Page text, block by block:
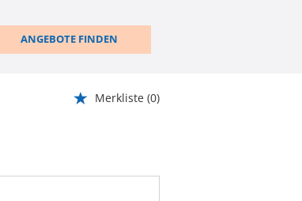
ANGEBOTE FINDEN
Merkliste (0)